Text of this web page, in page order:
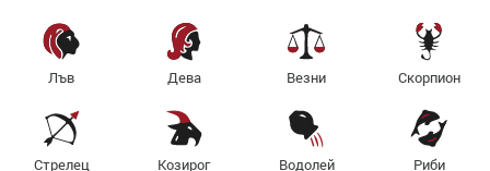
Лъв Дева Везни Скорпион
Стрелец Козирог Водолей Риби